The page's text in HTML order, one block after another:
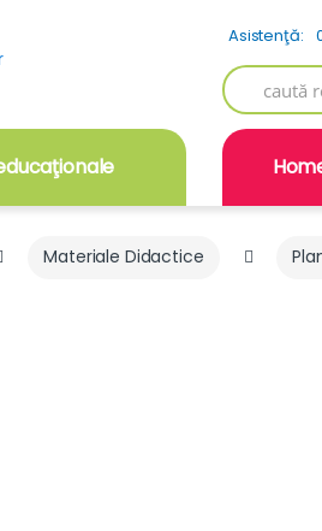
Asistenţă:
Search
for:
Materiale Didactice